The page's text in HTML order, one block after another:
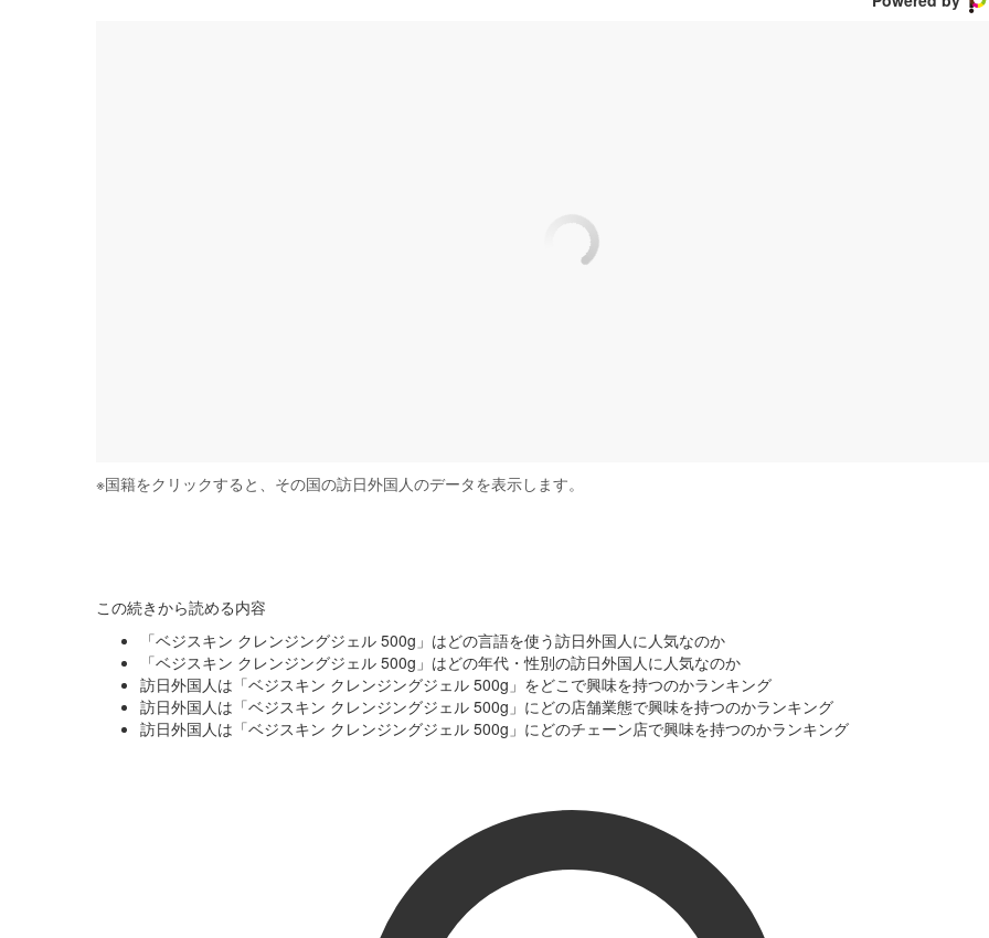
※国籍をクリックすると、その国の訪日外国人のデータを表示します。
この続きから読める内容
「ベジスキン クレンジングジェル 500g」はどの言語を使う訪日外国人に人気なのか
「ベジスキン クレンジングジェル 500g」はどの年代・性別の訪日外国人に人気なのか
訪日外国人は「ベジスキン クレンジングジェル 500g」をどこで興味を持つのかランキング
訪日外国人は「ベジスキン クレンジングジェル 500g」にどの店舗業態で興味を持つのかランキング
訪日外国人は「ベジスキン クレンジングジェル 500g」にどのチェーン店で興味を持つのかランキング